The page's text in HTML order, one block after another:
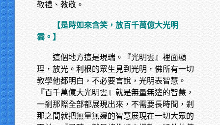
教禮、教敬。
【是時如來含笑，放百千萬億大光明
雲。】
這個地方這是現瑞。『光明雲』裡面顯
理，放光。利根的眾生見到光明，佛所有一切
教學他都明白，不必要言說，光明表智慧。
『百千萬億大光明雲』就是無量無邊的智慧，
一剎那際全部都展現出來，不需要長時間，剎
那之間就把無量無邊的智慧展現在一切大眾的